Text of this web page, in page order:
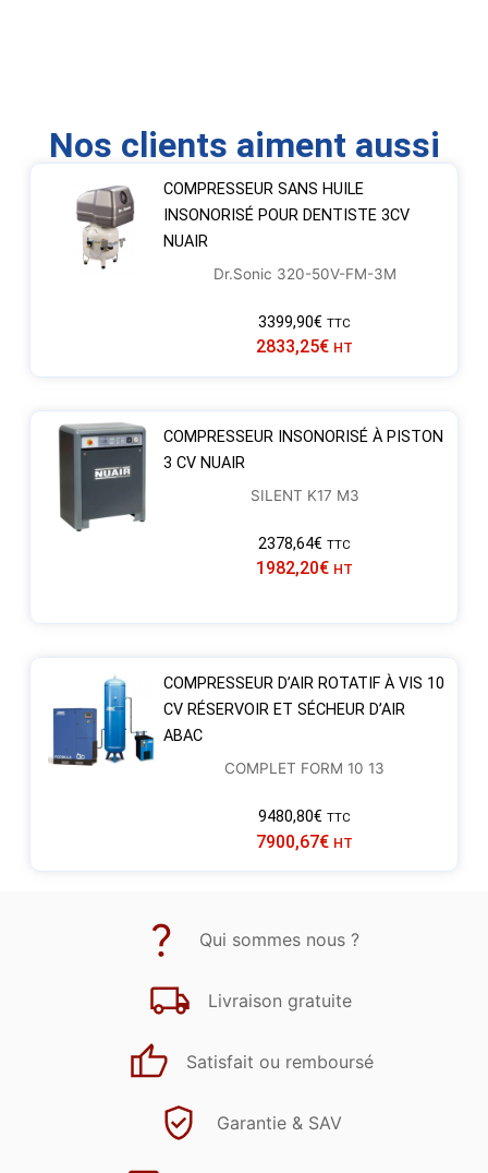
Nos clients aiment aussi
COMPRESSEUR SANS HUILE
INSONORISÉ POUR DENTISTE 3CV
NUAIR
Dr.Sonic 320-50V-FM-3M
3399,90€ TTC
2833,25€ HT
COMPRESSEUR INSONORISÉ À PISTON
3 CV NUAIR
SILENT K17 M3
2378,64€ TTC
1982,20€ HT
COMPRESSEUR D’AIR ROTATIF À VIS 10
CV RÉSERVOIR ET SÉCHEUR D’AIR
ABAC
COMPLET FORM 10 13
9480,80€ TTC
7900,67€ HT
Qui sommes nous ?
Livraison gratuite
Satisfait ou remboursé
Garantie & SAV